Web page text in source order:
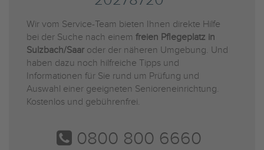
Wir vom Service-Team bieten Ihnen direkte Hilfe
bei der Suche nach einem freien Pflegeplatz in
Sulzbach/Saar oder der näheren Umgebung. Und
haben dazu noch hilfreiche Tipps und
Informationen für Sie rund um Prüfung und
Auswahl einer geeigneten Senioreneinrichtung.
Kostenlos und gebührenfrei.
0800 800 6660